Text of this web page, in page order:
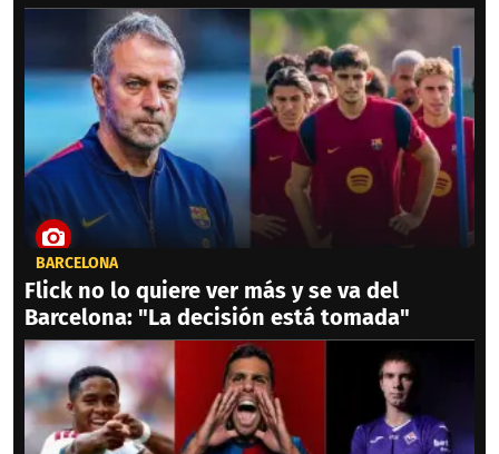
BARCELONA
Flick no lo quiere ver más y se va del
Barcelona: "La decisión está tomada"